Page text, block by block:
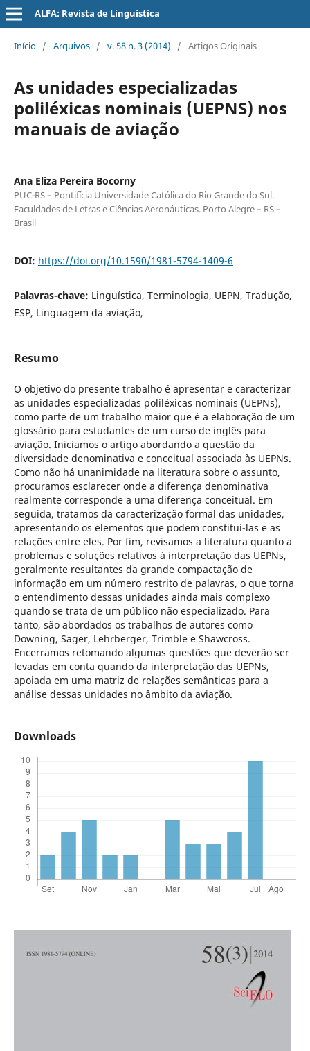
ALFA: Revista de Linguística
Início / Arquivos / v. 58 n. 3 (2014) / Artigos Originais
As unidades especializadas
poliléxicas nominais (UEPNS) nos
manuais de aviação
Ana Eliza Pereira Bocorny
PUC-RS – Pontifícia Universidade Católica do Rio Grande do Sul.
Faculdades de Letras e Ciências Aeronáuticas. Porto Alegre – RS –
Brasil
DOI: https://doi.org/10.1590/1981-5794-1409-6
Palavras-chave: Linguística, Terminologia, UEPN, Tradução,
ESP, Linguagem da aviação,
Resumo
O objetivo do presente trabalho é apresentar e caracterizar
as unidades especializadas poliléxicas nominais (UEPNs),
como parte de um trabalho maior que é a elaboração de um
glossário para estudantes de um curso de inglês para
aviação. Iniciamos o artigo abordando a questão da
diversidade denominativa e conceitual associada às UEPNs.
Como não há unanimidade na literatura sobre o assunto,
procuramos esclarecer onde a diferença denominativa
realmente corresponde a uma diferença conceitual. Em
seguida, tratamos da caracterização formal das unidades,
apresentando os elementos que podem constituí-las e as
relações entre eles. Por fim, revisamos a literatura quanto a
problemas e soluções relativos à interpretação das UEPNs,
geralmente resultantes da grande compactação de
informação em um número restrito de palavras, o que torna
o entendimento dessas unidades ainda mais complexo
quando se trata de um público não especializado. Para
tanto, são abordados os trabalhos de autores como
Downing, Sager, Lehrberger, Trimble e Shawcross.
Encerramos retomando algumas questões que deverão ser
levadas em conta quando da interpretação das UEPNs,
apoiada em uma matriz de relações semânticas para a
análise dessas unidades no âmbito da aviação.
Downloads